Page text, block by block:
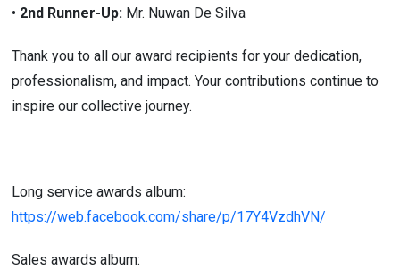
• 2nd Runner-Up: Mr. Nuwan De Silva
Thank you to all our award recipients for your dedication,
professionalism, and impact. Your contributions continue to
inspire our collective journey.
Long service awards album:
https://web.facebook.com/share/p/17Y4VzdhVN/
Sales awards album: